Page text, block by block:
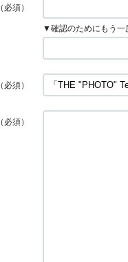
（必須）
▼確認のためにもう一
（必須）
（必須）